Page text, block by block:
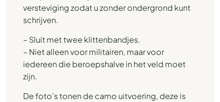
versteviging zodat u zonder ondergrond kunt
schrijven.
– Sluit met twee klittenbandjes.
– Niet alleen voor militairen, maar voor
iedereen die beroepshalve in het veld moet
zijn.
De foto’s tonen de camo uitvoering, deze is